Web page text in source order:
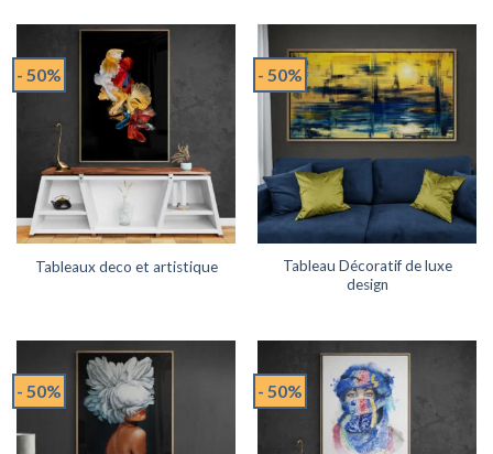
- 50%
Tableaux deco et artistique
- 50%
Tableau Décoratif de luxe
design
- 50% - 50%